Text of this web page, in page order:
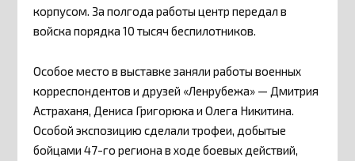
корпусом. За полгода работы центр передал в
войска порядка 10 тысяч беспилотников.
Особое место в выставке заняли работы военных
корреспондентов и друзей «Ленрубежа» — Дмитрия
Астраханя, Дениса Григорюка и Олега Никитина.
Особой экспозицию сделали трофеи, добытые
бойцами 47-го региона в ходе боевых действий,